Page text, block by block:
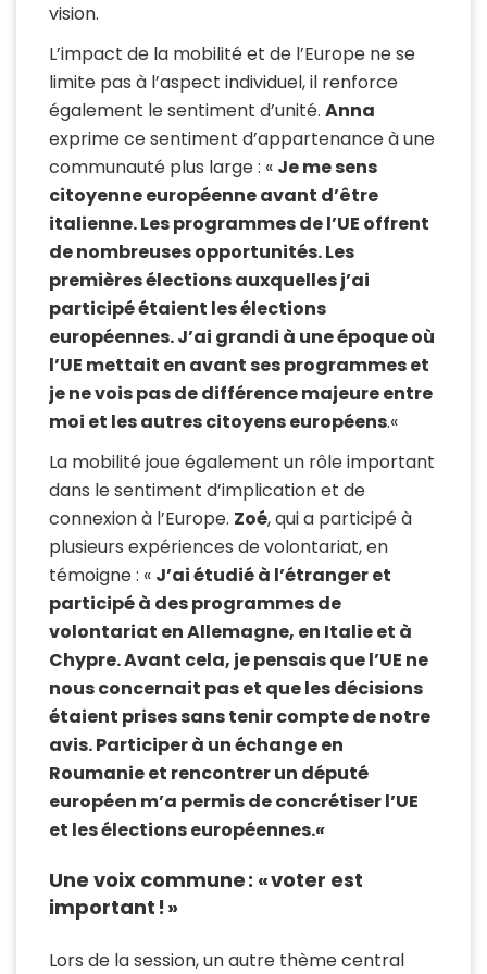
vision.
L’impact de la mobilité et de l’Europe ne se
limite pas à l’aspect individuel, il renforce
également le sentiment d’unité. Anna
exprime ce sentiment d’appartenance à une
communauté plus large : « Je me sens
citoyenne européenne avant d’être
italienne. Les programmes de l’UE offrent
de nombreuses opportunités. Les
premières élections auxquelles j’ai
participé étaient les élections
européennes. J’ai grandi à une époque où
l’UE mettait en avant ses programmes et
je ne vois pas de différence majeure entre
moi et les autres citoyens européens.«
La mobilité joue également un rôle important
dans le sentiment d’implication et de
connexion à l’Europe. Zoé, qui a participé à
plusieurs expériences de volontariat, en
témoigne : « J’ai étudié à l’étranger et
participé à des programmes de
volontariat en Allemagne, en Italie et à
Chypre. Avant cela, je pensais que l’UE ne
nous concernait pas et que les décisions
étaient prises sans tenir compte de notre
avis. Participer à un échange en
Roumanie et rencontrer un député
européen m’a permis de concrétiser l’UE
et les élections européennes.«
Une voix commune : «voter est
important !»
Lors de la session, un autre thème central